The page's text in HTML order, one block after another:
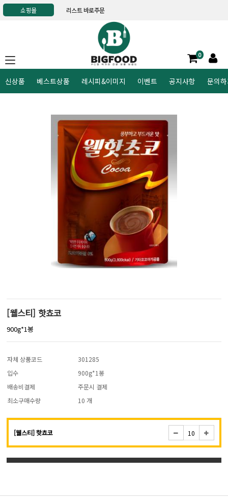
쇼핑몰 리스트 바로주문
0
신상품 베스트상품 레시피&이미지 이벤트 공지사항 문의
[웰스티] 핫쵸코
900g*1봉
자체 상품코드
301285
입수
900g*1봉
배송비결제
주문시 결제
최소구매수량
10 개
[웰스티] 핫쵸코